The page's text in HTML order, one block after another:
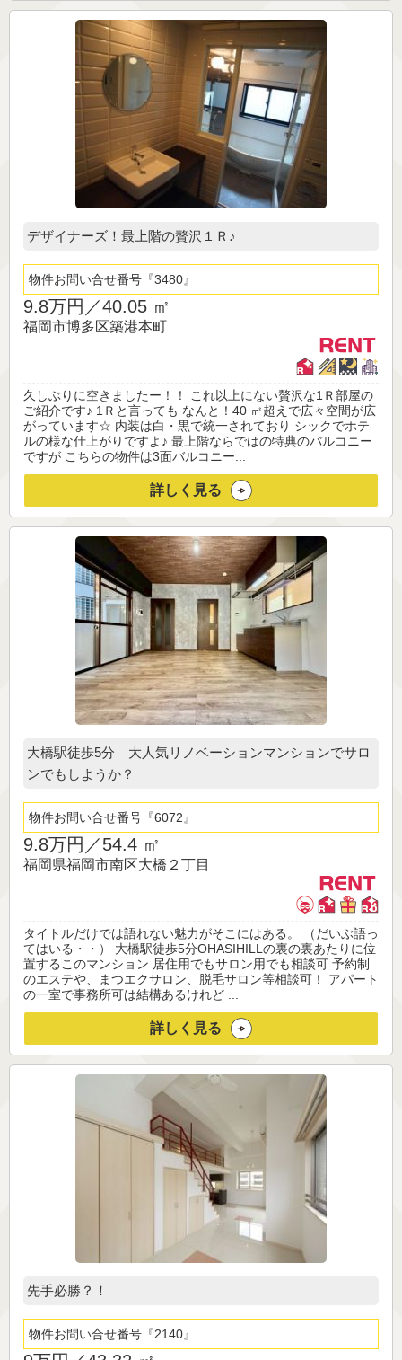
デザイナーズ！最上階の贅沢１Ｒ♪
物件お問い合せ番号 3480
9.8万円／40.05 ㎡
福岡市博多区築港本町
久しぶりに空きましたー！！ これ以上にない贅沢な1Ｒ部屋の
ご紹介です♪ 1Ｒと言っても なんと！40 ㎡超えで広々空間が広
がっています☆ 内装は白・黒で統一されており シックでホテ
ルの様な仕上がりですよ♪ 最上階ならではの特典のバルコニー
ですが こちらの物件は3面バルコニー...
詳しく見る
大橋駅徒歩5分 大人気リノベーションマンションでサロ
ンでもしようか？
物件お問い合せ番号 6072
9.8万円／54.4 ㎡
福岡県福岡市南区大橋２丁目
タイトルだけでは語れない魅力がそこにはある。 （だいぶ語っ
てはいる・・） 大橋駅徒歩5分OHASIHILLの裏の裏あたりに位
置するこのマンション 居住用でもサロン用でも相談可 予約制
のエステや、まつエクサロン、脱毛サロン等相談可！ アパート
の一室で事務所可は結構あるけれど ...
詳しく見る
先手必勝？！
物件お問い合せ番号 2140